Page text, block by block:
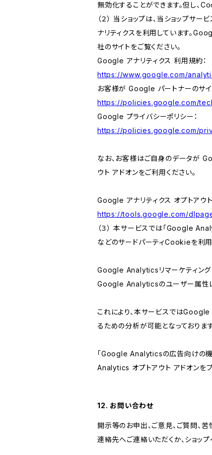
無効化することができます。但し、
（２） 当ショップは、当ショップ
ナリティクスを利用しています。
社のサイトをご覧ください。
Google アナリティクス 利用規約：
https://www.google.com/
お客様が Google パートナーのサ
https://policies.google.com/
Google プライバシーポリシー：
https://policies.google.com/
なお、お客様はご自身のデータが
ウト アドオンをご利用ください。
Google アナリティクス オプトアウト
https://tools.google.com/
（３） 本サービスでは「Google
などのサードパーティCookieを利用
Google Analyticsリマーケティング
Google Analyticsのユーザー属性レ
これにより、本サービスでは
るための分析が可能となっております
「Google Analyticsの広告向けの機
Analytics オプトアウト アドオンを
12. お問い合わせ
開示等のお申出、ご意見、ご質問、
連絡先へご連絡いただくか、ショッ